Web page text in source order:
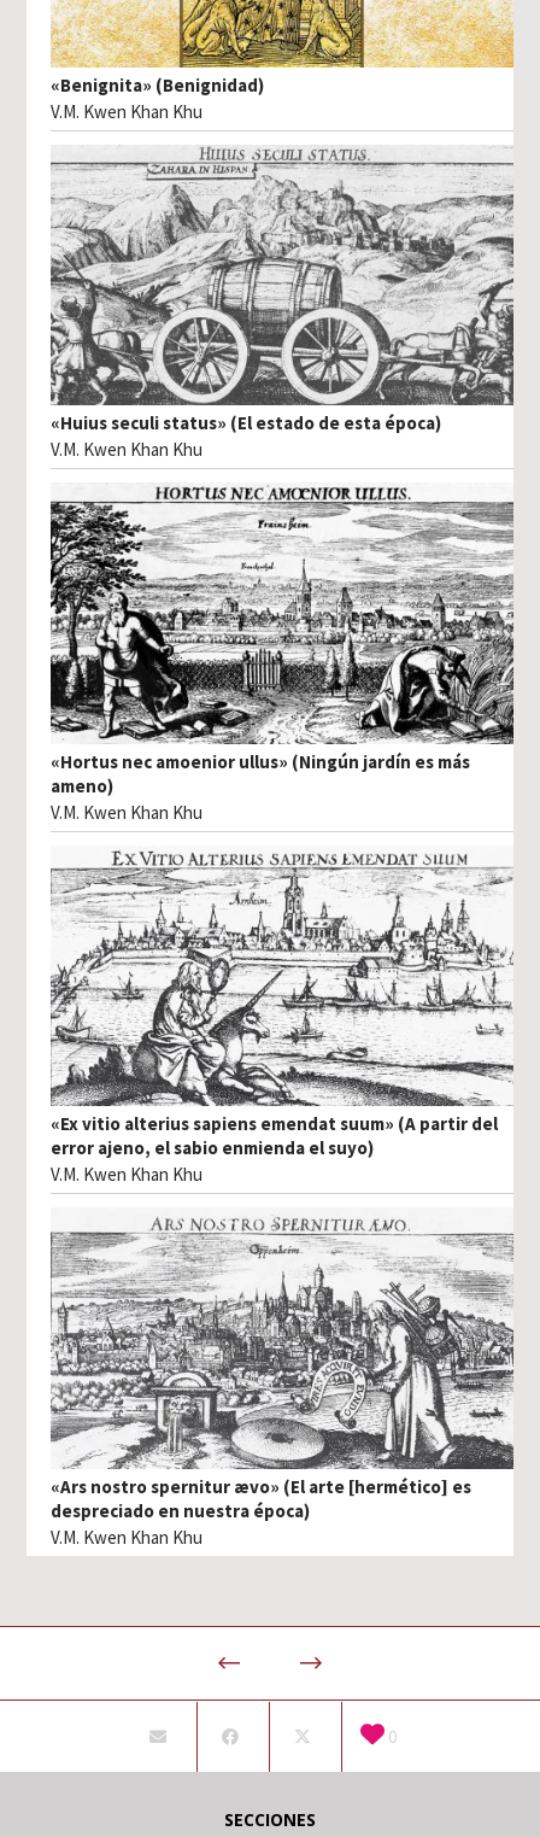
«Benignita» (Benignidad)
V.M. Kwen Khan Khu
«Huius seculi status» (El estado de esta época)
V.M. Kwen Khan Khu
«Hortus nec amoenior ullus» (Ningún jardín es más
ameno)
V.M. Kwen Khan Khu
«Ex vitio alterius sapiens emendat suum» (A partir del
error ajeno, el sabio enmienda el suyo)
V.M. Kwen Khan Khu
«Ars nostro spernitur ævo» (El arte [hermético] es
despreciado en nuestra época)
V.M. Kwen Khan Khu
0
SECCIONES